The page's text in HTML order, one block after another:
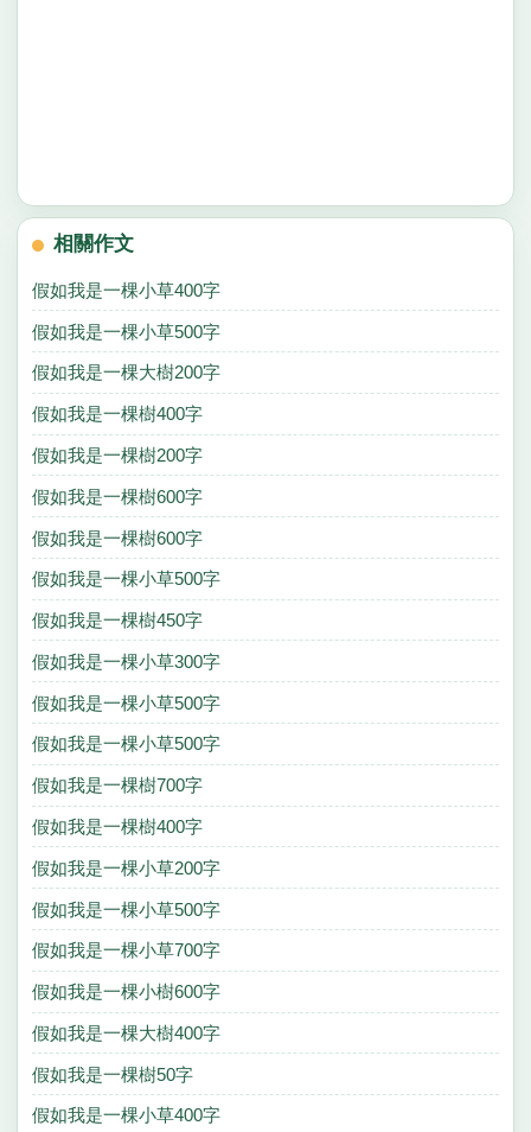
相關作文
假如我是一棵小草400字
假如我是一棵小草500字
假如我是一棵大樹200字
假如我是一棵樹400字
假如我是一棵樹200字
假如我是一棵樹600字
假如我是一棵樹600字
假如我是一棵小草500字
假如我是一棵樹450字
假如我是一棵小草300字
假如我是一棵小草500字
假如我是一棵小草500字
假如我是一棵樹700字
假如我是一棵樹400字
假如我是一棵小草200字
假如我是一棵小草500字
假如我是一棵小草700字
假如我是一棵小樹600字
假如我是一棵大樹400字
假如我是一棵樹50字
假如我是一棵小草400字